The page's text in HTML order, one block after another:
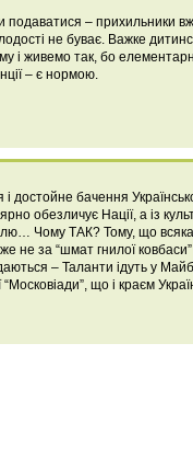
подаватися – прихильники
не буває. Важке
і живемо так, бо
– є нормою.
достойне бачення
обезличує Нації, а із
Чому ТАК? Тому, що всяка
не за “шмат гнилої
– Таланти ідуть у
що і краєм